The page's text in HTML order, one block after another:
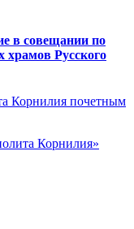
в совещании по
храмов Русского
Корнилия почетным
Корнилия»